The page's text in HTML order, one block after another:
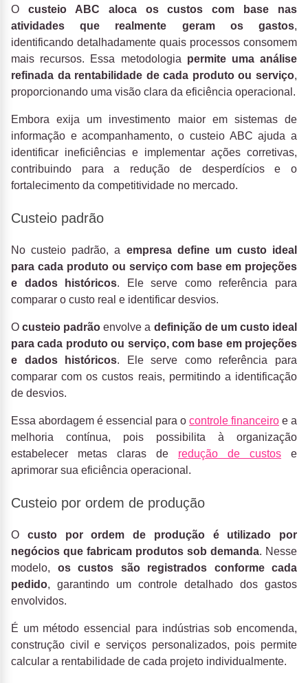
O custeio ABC aloca os custos com base nas
atividades que realmente geram os gastos,
identificando detalhadamente quais processos consomem
mais recursos. Essa metodologia permite uma análise
refinada da rentabilidade de cada produto ou serviço,
proporcionando uma visão clara da eficiência operacional.
Embora exija um investimento maior em sistemas de
informação e acompanhamento, o custeio ABC ajuda a
identificar ineficiências e implementar ações corretivas,
contribuindo para a redução de desperdícios e o
fortalecimento da competitividade no mercado.
Custeio padrão
No custeio padrão, a empresa define um custo ideal
para cada produto ou serviço com base em projeções
e dados históricos. Ele serve como referência para
comparar o custo real e identificar desvios.
Ocusteio padrão envolve a definição de um custo ideal
para cada produto ou serviço, com base em projeções
e dados históricos. Ele serve como referência para
comparar com os custos reais, permitindo a identificação
de desvios.
Essa abordagem é essencial para o controle financeiro e a
melhoria contínua, pois possibilita à organização
estabelecer metas claras de redução de custos e
aprimorar sua eficiência operacional.
Custeio por ordem de produção
O custo por ordem de produção é utilizado por
negócios que fabricam produtos sob demanda. Nesse
modelo, os custos são registrados conforme cada
pedido, garantindo um controle detalhado dos gastos
envolvidos.
É um método essencial para indústrias sob encomenda,
construção civil e serviços personalizados, pois permite
calcular a rentabilidade de cada projeto individualmente.